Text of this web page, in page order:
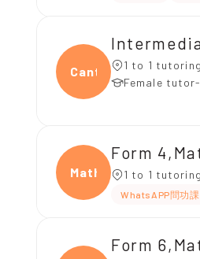
Canto 1 to 1
Female
Maths
Form
1 to 1
WhatsAPP問功課
Form